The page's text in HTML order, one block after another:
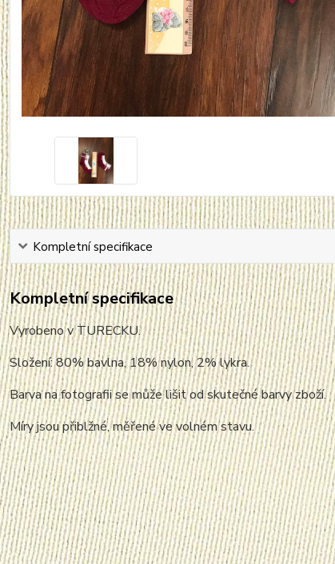
Kompletní specifikace
Kompletní specifikace
Vyrobeno v TURECKU.
Složení: 80% bavlna, 18% nylon, 2% lykra.
Barva na fotografii se může lišit od skutečné barvy zboží.
Míry jsou přiblžné, měřené ve volném stavu.